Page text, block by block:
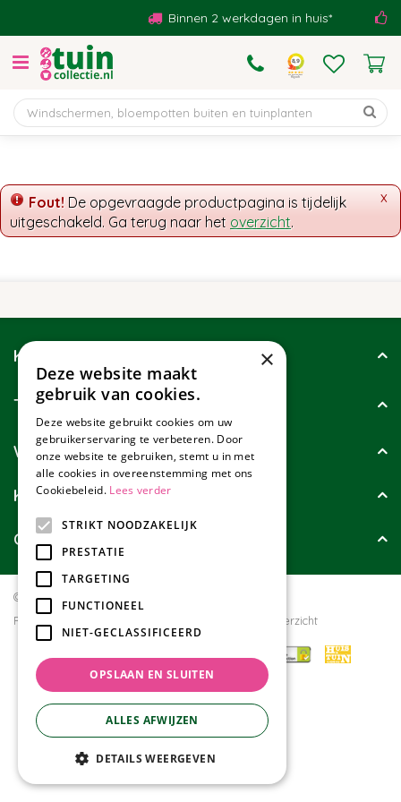
t
n
Binnen 2 werkdagen in huis*
x
Fout! De opgevraagde productpagina is tijdelijk
uitgeschakeld. Ga terug naar het overzicht.
Klantenservice
Tuincollectie
Wie zijn wij?
Klanten geven ons
Contact
© Tuincollectie.nl
Privacy policy
Tuincentrum Overzicht
×
Deze website maakt
gebruik van cookies.
Deze website gebruikt cookies om uw
gebruikerservaring te verbeteren. Door
onze website te gebruiken, stemt u in met
alle cookies in overeenstemming met ons
Cookiebeleid. Lees verder
STRIKT NOODZAKELIJK
PRESTATIE
TARGETING
FUNCTIONEEL
NIET-GECLASSIFICEERD
OPSLAAN EN SLUITEN
ALLES AFWIJZEN
DETAILS WEERGEVEN